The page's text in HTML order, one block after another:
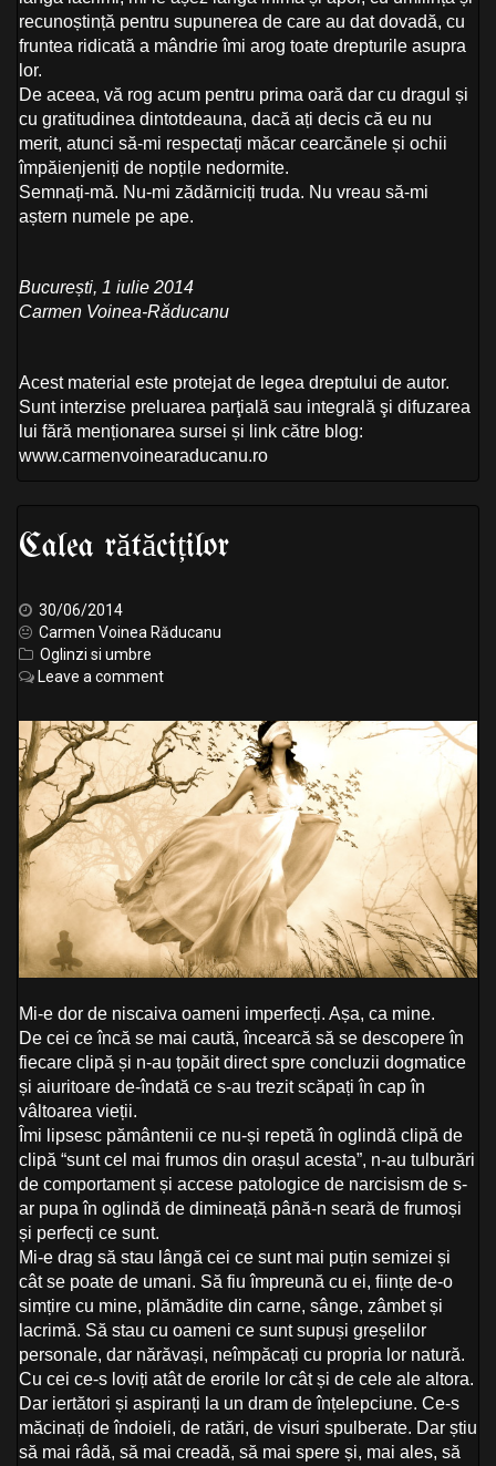
recunoștință pentru supunerea de care au dat dovadă, cu
fruntea ridicată a mândrie îmi arog toate drepturile asupra
lor.
De aceea, vă rog acum pentru prima oară dar cu dragul și
cu gratitudinea dintotdeauna, dacă ați decis că eu nu
merit, atunci să-mi respectați măcar cearcănele și ochii
împăienjeniți de nopțile nedormite.
Semnați-mă. Nu-mi zădărniciți truda. Nu vreau să-mi
aștern numele pe ape.
București, 1 iulie 2014
Carmen Voinea-Răducanu
Acest material este protejat de legea dreptului de autor.
Sunt interzise preluarea parţială sau integrală şi difuzarea
lui fără menționarea sursei și link către blog:
www.carmenvoinearaducanu.ro
Calea rătăciților
30/06/2014
Carmen Voinea Răducanu
Oglinzi si umbre
Leave a comment
Mi-e dor de niscaiva oameni imperfecți. Așa, ca mine.
De cei ce încă se mai caută, încearcă să se descopere în
fiecare clipă și n-au țopăit direct spre concluzii dogmatice
și aiuritoare de-îndată ce s-au trezit scăpați în cap în
vâltoarea vieții.
Îmi lipsesc pământenii ce nu-și repetă în oglindă clipă de
clipă “sunt cel mai frumos din orașul acesta”, n-au tulburări
de comportament și accese patologice de narcisism de s-
ar pupa în oglindă de dimineață până-n seară de frumoși
și perfecți ce sunt.
Mi-e drag să stau lângă cei ce sunt mai puțin semizei și
cât se poate de umani. Să fiu împreună cu ei, ființe de-o
simțire cu mine, plămădite din carne, sânge, zâmbet și
lacrimă. Să stau cu oameni ce sunt supuși greșelilor
personale, dar nărăvași, neîmpăcați cu propria lor natură.
Cu cei ce-s loviți atât de erorile lor cât și de cele ale altora.
Dar iertători și aspiranți la un dram de înțelepciune. Ce-s
măcinați de îndoieli, de ratări, de visuri spulberate. Dar știu
să mai râdă, să mai creadă, să mai spere și, mai ales, să